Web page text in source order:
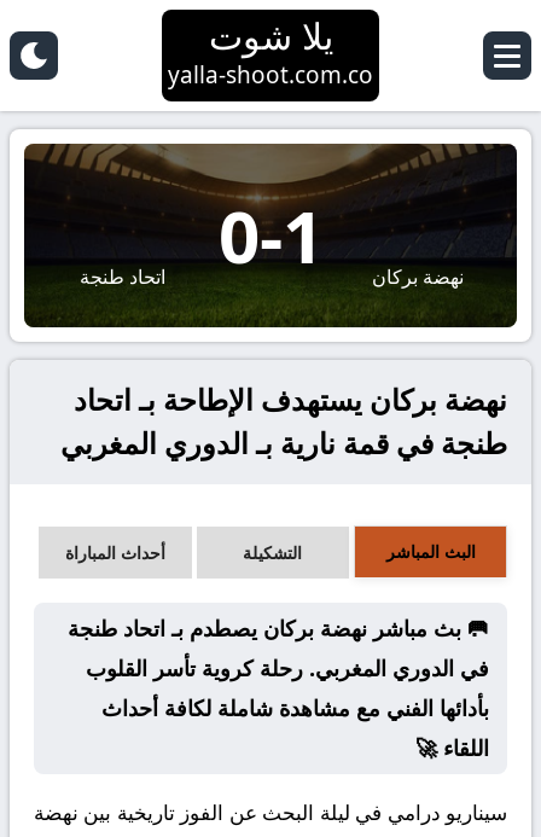
يلا شوت
yalla-shoot.com.co
نهضة بركان 1
-
0 اتحاد طنجة
نهضة بركان يستهدف الإطاحة بـ اتحاد
طنجة في قمة نارية بـ الدوري المغربي
البث المباشر التشكيلة أحداث المباراة
🥅 بث مباشر نهضة بركان يصطدم بـ اتحاد طنجة
في الدوري المغربي. رحلة كروية تأسر القلوب
بأدائها الفني مع مشاهدة شاملة لكافة أحداث
اللقاء 🚀
سيناريو درامي في ليلة البحث عن الفوز تاريخية بين نهضة